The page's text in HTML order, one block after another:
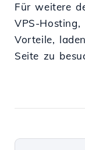
Für weitere
VPS-Hosting,
Vorteile,
Seite zu